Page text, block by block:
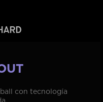
con tecnología